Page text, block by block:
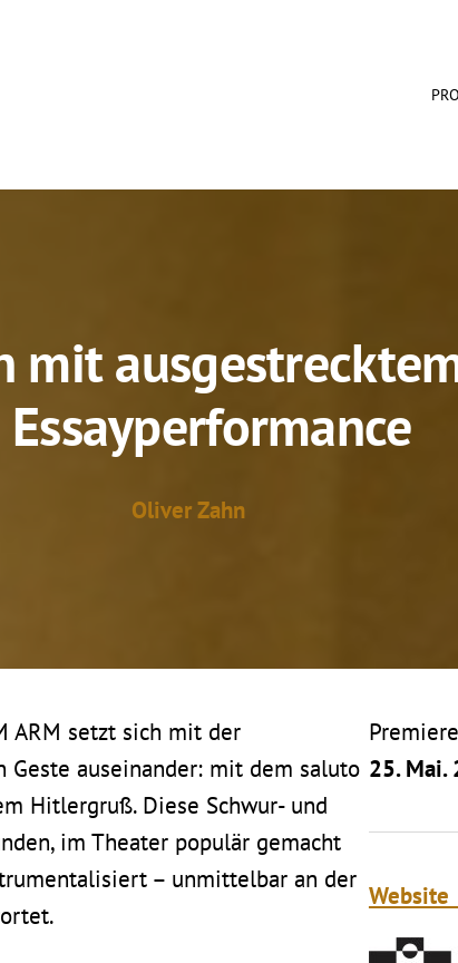
mit
Essayperformance
Oliver Zahn
ARM setzt sich mit der
Geste auseinander: mit dem saluto
Hitlergruß. Diese Schwur- und
im Theater populär gemacht
– unmittelbar an der
25. Mai.